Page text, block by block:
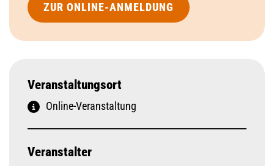
ZUR ONLINE-ANMELDUNG
Veranstaltungsort
Online-Veranstaltung
Veranstalter